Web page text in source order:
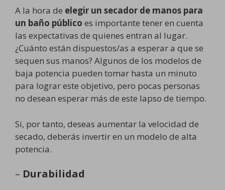
A la hora de elegir un secador de manos para
un baño público es importante tener en cuenta
las expectativas de quienes entran al lugar.
¿Cuánto están dispuestos/as a esperar a que se
sequen sus manos? Algunos de los modelos de
baja potencia pueden tomar hasta un minuto
para lograr este objetivo, pero pocas personas
no desean esperar más de este lapso de tiempo.
Si, por tanto, deseas aumentar la velocidad de
secado, deberás invertir en un modelo de alta
potencia.
– Durabilidad